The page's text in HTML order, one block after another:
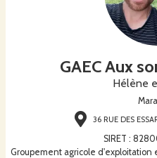
GAEC Aux
Hélène
36 RUE DES
SIRET :
Groupement agricole d'exploitation